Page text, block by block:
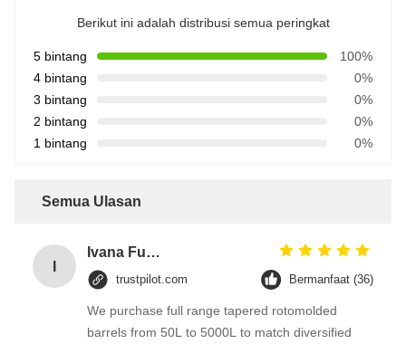
Berikut ini adalah distribusi semua peringkat
5 bintang
100%
4 bintang
0%
3 bintang
0%
2 bintang
0%
1 bintang
0%
Semua Ulasan
Ivana Fuentes
trustpilot.com Bermanfaat (36)
We purchase full range tapered rotomolded
barrels from 50L to 5000L to match diversified